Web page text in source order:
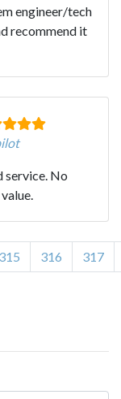
engineer/tech
recommend it
service. No
315 316 317